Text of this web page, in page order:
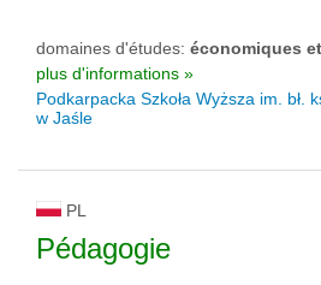
domaines d'études: économiques
plus d'informations »
Podkarpacka Szkoła Wyższa im. bł.
w Jaśle
PL
Pédagogie